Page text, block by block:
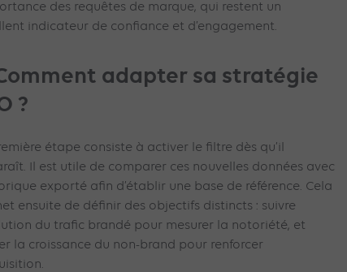
des requêtes de marque, qui restent un
indicateur de confiance et d’engagement.
adapter sa stratégie
?
étape consiste à activer le filtre dès qu’il
Il est utile de comparer ces nouvelles données avec
exporté afin d’établir une base de référence. Cela
ensuite de définir des objectifs distincts : suivre
du trafic brandé pour mesurer la notoriété, et
la croissance du non-brand pour renforcer